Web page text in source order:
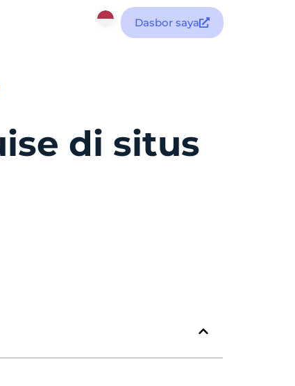
Dasbor saya
di situs